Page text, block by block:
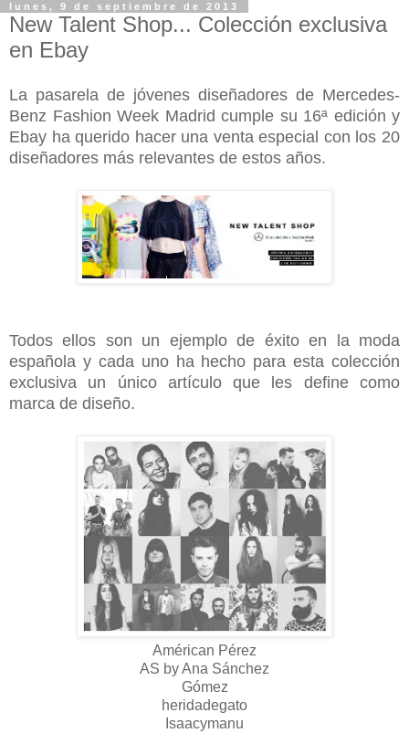
lunes, 9 de septiembre de 2013
New Talent Shop... Colección exclusiva
en Ebay
La pasarela de jóvenes diseñadores de Mercedes-
Benz Fashion Week Madrid cumple su 16ª edición y
Ebay ha querido hacer una venta especial con los 20
diseñadores más relevantes de estos años.
Todos ellos son un ejemplo de éxito en la moda
española y cada uno ha hecho para esta colección
exclusiva un único artículo que les define como
marca de diseño.
Américan Pérez
AS by Ana Sánchez
Gómez
heridadegato
Isaacymanu